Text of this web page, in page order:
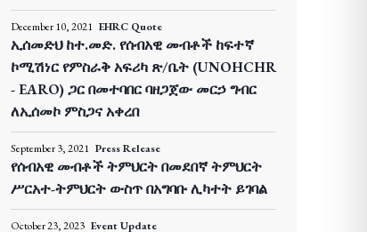
December 10, 2021 EHRC Quote
ኢሰመድህ ከተ.መድ. የሰብአዊ መብቶች ከፍተኛ
ኮሚሽነር የምስራቅ አፍሪካ ጽ/ቤት (UNOHCHR
- EARO) ጋር በመተባበር ባዘጋጀው መርኃ ግብር
ለኢሰመኮ ምስጋና አቀረበ
September 3, 2021 Press Release
የሰብአዊ መብቶች ትምህርት በመደበኛ ትምህርት
ሥርአተ-ትምህርት ውስጥ በአግባቡ ሊካተት ይገባል
October 23, 2023 Event Update